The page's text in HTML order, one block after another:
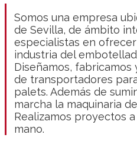
Somos una empresa
de Sevilla, de ámbito
especialistas en
industria del
Diseñamos,
de transportadores
palets. Además de
marcha la maquinaria
Realizamos proyectos
mano.